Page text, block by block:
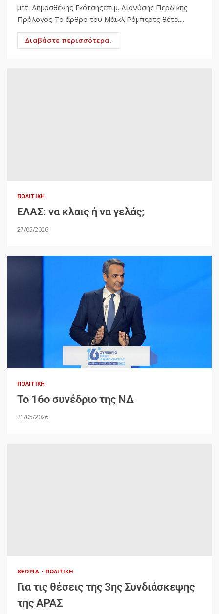
μετ. Δημοσθένης Γκότσηςεπιμ. Διονύσης Περδίκης
Πρόλογος Το άρθρο του Μάικλ Ρόμπερτς θέτει...
Διαβάστε περισσότερα.
ΠΟΛΙΤΙΚΉ
ΕΛΑΣ: να κλαις ή να γελάς;
27/05/2026
ΠΟΛΙΤΙΚΉ
Το 16ο συνέδριο της ΝΔ
21/05/2026
ΘΕΩΡΊΑ ΠΟΛΙΤΙΚΉ
Για τις θέσεις της 3ης Συνδιάσκεψης
της ΑΡΑΣ